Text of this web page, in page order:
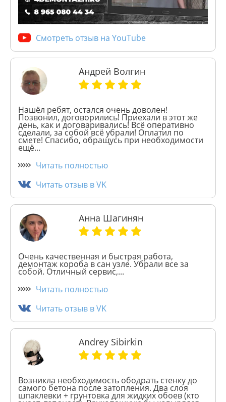
Смотреть отзыв на YouTube
Андрей Волгин
Нашёл ребят, остался очень доволен!
Позвонил, договорились! Приехали в этот же
день, как и договаривались! Всё оперативно
сделали, за собой всё убрали! Оплатил по
смете! Спасибо, обращусь при необходимости
ещё...
Читать полностью
Читать отзыв в VK
Анна Шагинян
Очень качественная и быстрая работа,
демонтаж короба в сан узле. Убрали все за
собой. Отличный сервис,...
Читать полностью
Читать отзыв в VK
Andrey Sibirkin
Возникла необходимость ободрать стенку до
самого бетона после затопления. Два слоя
шпаклевки + грунтовка для жидких обоев (кто